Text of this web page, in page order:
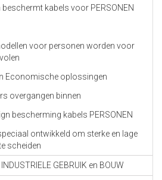
beschermt kabels voor PERSONEN
voor personen worden voor
Economische oplossingen
overgangen binnen
bescherming kabels PERSONEN
ontwikkeld om sterke en lage
scheiden
GEBRUIK en BOUW